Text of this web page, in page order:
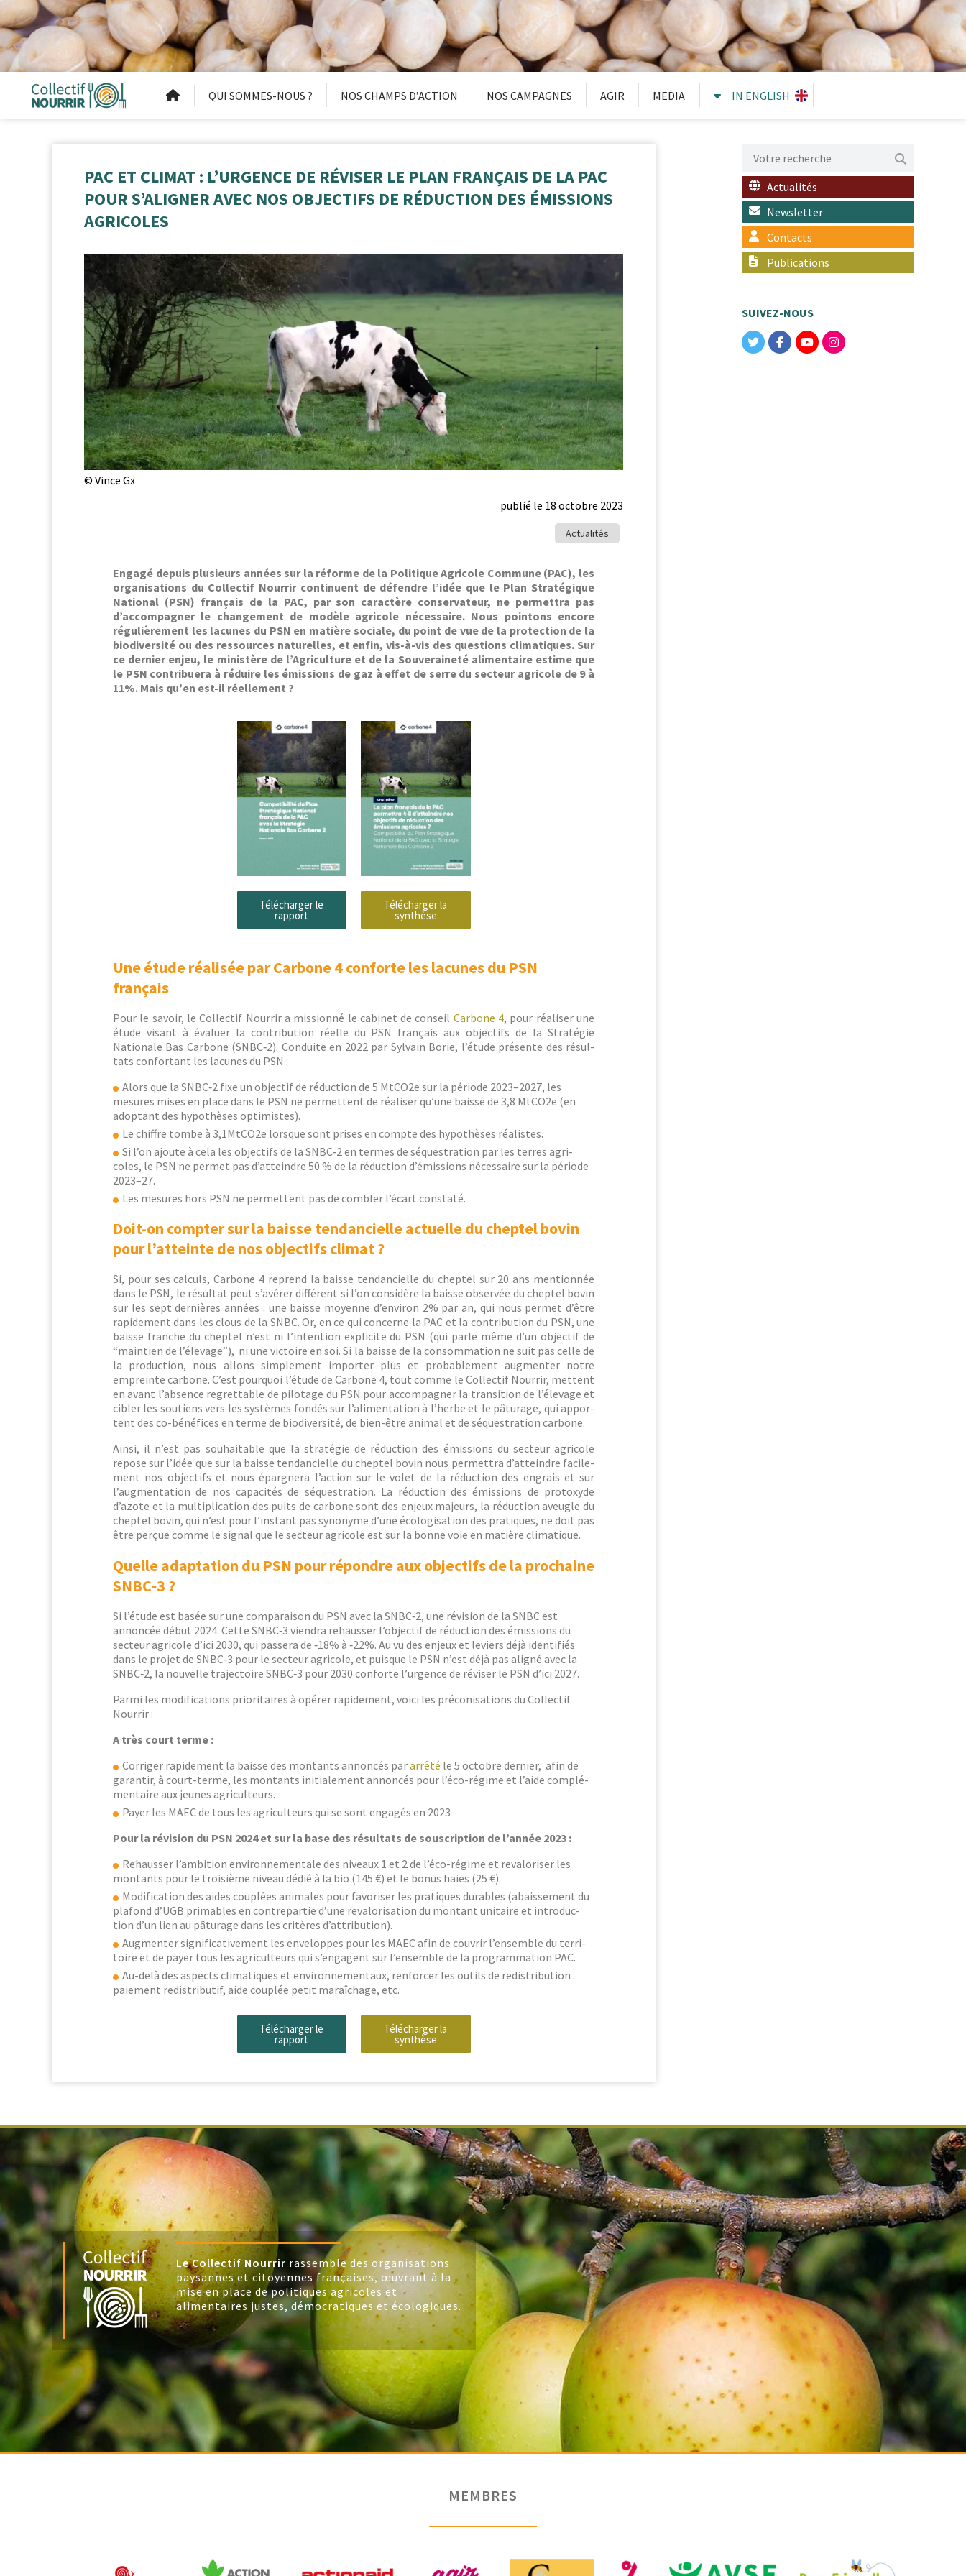
QUI SOMMES-NOUS ? NOS CHAMPS D’ACTION NOS CAMPAGNES AGIR MEDIA IN ENGLISH
PAC ET CLIMAT : L’URGENCE DE RÉVISER LE PLAN FRANÇAIS DE LA PAC
POUR S’ALIGNER AVEC NOS OBJECTIFS DE RÉDUCTION DES ÉMISSIONS
AGRICOLES
© Vince Gx
publié le 18 octobre 2023
Actualités
Engagé depuis plusieurs années sur la réforme de la Poli­tique Agri­cole Com­mune (PAC), les
organ­i­sa­tions du Col­lec­tif Nour­rir con­tin­u­ent de défendre l’idée que le Plan Stratégique
Nation­al (PSN) français de la PAC, par son car­ac­tère con­ser­va­teur, ne per­me­t­tra pas
d’accompagner le change­ment de mod­èle agri­cole néces­saire. Nous pointons encore
régulière­ment les lacunes du PSN en matière sociale, du point de vue de la pro­tec­tion de la
bio­di­ver­sité ou des ressources naturelles, et enfin, vis-à-vis des ques­tions cli­ma­tiques. Sur
ce dernier enjeu, le min­istère de l’Agriculture et de la Sou­veraineté ali­men­taire estime que
le PSN con­tribuera à réduire les émis­sions de gaz à effet de serre du secteur agri­cole de 9 à
11%. Mais qu’en est-il réellement ?
Télécharg­er le
rapport
Télécharg­er la
synthèse
Une étude réalisée par Carbone 4 conforte les lacunes du PSN
français
Pour le savoir, le Col­lec­tif Nour­rir a mis­sion­né le cab­i­net de con­seil Car­bone 4, pour réalis­er une
étude visant à éval­uer la con­tri­bu­tion réelle du PSN français aux objec­tifs de la Stratégie
Nationale Bas Car­bone (SNBC‑2). Con­duite en 2022 par Syl­vain Borie, l’étude présente des résul­
tats con­for­t­ant les lacunes du PSN :
Alors que la SNBC‑2 fixe un objec­tif de réduc­tion de 5 MtCO2e sur la péri­ode 2023–2027, les
mesures mis­es en place dans le PSN ne per­me­t­tent de réalis­er qu’une baisse de 3,8 MtCO2e (en
adop­tant des hypothès­es optimistes).
Le chiffre tombe à 3,1MtCO2e lorsque sont pris­es en compte des hypothès­es réalistes.
Si l’on ajoute à cela les objec­tifs de la SNBC‑2 en ter­mes de séques­tra­tion par les ter­res agri­
coles, le PSN ne per­met pas d’atteindre 50 % de la réduc­tion d’émissions néces­saire sur la péri­ode
2023–27.
Les mesures hors PSN ne per­me­t­tent pas de combler l’écart constaté.
Doit-on compter sur la baisse tendancielle actuelle du cheptel bovin
pour l’atteinte de nos objectifs climat ?
Si, pour ses cal­culs, Car­bone 4 reprend la baisse ten­dan­cielle du chep­tel sur 20 ans men­tion­née
dans le PSN, le résul­tat peut s’avérer dif­férent si l’on con­sid­ère la baisse observée du chep­tel bovin
sur les sept dernières années : une baisse moyenne d’en­v­i­ron 2% par an, qui nous per­met d’être
rapi­de­ment dans les clous de la SNBC. Or, en ce qui con­cerne la PAC et la con­tri­bu­tion du PSN, une
baisse franche du chep­tel n’est ni l’intention explicite du PSN (qui par­le même d’un objec­tif de
“main­tien de l’élevage”), ni une vic­toire en soi. Si la baisse de la con­som­ma­tion ne suit pas celle de
la pro­duc­tion, nous allons sim­ple­ment importer plus et prob­a­ble­ment aug­menter notre
empreinte car­bone. C’est pourquoi l’étude de Car­bone 4, tout comme le Col­lec­tif Nour­rir, met­tent
en avant l’absence regret­table de pilotage du PSN pour accom­pa­g­n­er la tran­si­tion de l’élevage et
cibler les sou­tiens vers les sys­tèmes fondés sur l’alimentation à l’herbe et le pâturage, qui appor­
tent des co-béné­fices en terme de bio­di­ver­sité, de bien-être ani­mal et de séques­tra­tion carbone.
Ain­si, il n’est pas souhaitable que la stratégie de réduc­tion des émis­sions du secteur agri­cole
repose sur l’idée que sur la baisse ten­dan­cielle du chep­tel bovin nous per­me­t­tra d’atteindre facile­
ment nos objec­tifs et nous épargn­era l’action sur le volet de la réduc­tion des engrais et sur
l’augmentation de nos capac­ités de séques­tra­tion. La réduc­tion des émis­sions de pro­toxyde
d’azote et la mul­ti­pli­ca­tion des puits de car­bone sont des enjeux majeurs, la réduc­tion aveu­gle du
chep­tel bovin, qui n’est pour l’instant pas syn­onyme d’une écol­o­gi­sa­tion des pra­tiques, ne doit pas
être perçue comme le sig­nal que le secteur agri­cole est sur la bonne voie en matière climatique.
Quelle adaptation du PSN pour répondre aux objectifs de la prochaine
SNBC‑3 ?
Si l’étude est basée sur une com­para­i­son du PSN avec la SNBC‑2, une révi­sion de la SNBC est
annon­cée début 2024. Cette SNBC‑3 vien­dra rehauss­er l’objectif de réduc­tion des émis­sions du
secteur agri­cole d’ici 2030, qui passera de ‑18% à ‑22%. Au vu des enjeux et leviers déjà iden­ti­fiés
dans le pro­jet de SNBC‑3 pour le secteur agri­cole, et puisque le PSN n’est déjà pas aligné avec la
SNBC‑2, la nou­velle tra­jec­toire SNBC‑3 pour 2030 con­forte l’urgence de révis­er le PSN d’ici 2027.
Par­mi les mod­i­fi­ca­tions pri­or­i­taires à opér­er rapi­de­ment, voici les pré­con­i­sa­tions du Col­lec­tif
Nourrir :
A très court terme :
Cor­riger rapi­de­ment la baisse des mon­tants annon­cés pararrêté le 5 octo­bre dernier, afin de
garan­tir, à court-terme, les mon­tants ini­tiale­ment annon­cés pour l’éco-régime et l’aide com­plé­
men­taire aux jeunes agriculteurs.
Pay­er les MAEC de tous les agricul­teurs qui se sont engagés en 2023
Pour la révi­sion du PSN 2024 et sur la base des résul­tats de souscrip­tion de l’année 2023 :
Rehauss­er l’ambition envi­ron­nemen­tale des niveaux 1 et 2 de l’éco-régime et reval­oris­er les
mon­tants pour le troisième niveau dédié à la bio (145 €) et le bonus haies (25 €).
Mod­i­fi­ca­tion des aides cou­plées ani­males pour favoris­er les pra­tiques durables (abaisse­ment du
pla­fond d’UGB primables en con­trepar­tie d’une reval­ori­sa­tion du mon­tant uni­taire et intro­duc­
tion d’un lien au pâturage dans les critères d’attribution).
Aug­menter sig­ni­fica­tive­ment les enveloppes pour les MAEC afin de cou­vrir l’ensemble du ter­ri­
toire et de pay­er tous les agricul­teurs qui s’engagent sur l’ensemble de la pro­gram­ma­tion PAC.
Au-delà des aspects cli­ma­tiques et envi­ron­nemen­taux, ren­forcer les out­ils de redis­tri­b­u­tion :
paiement redis­trib­u­tif, aide cou­plée petit maraîchage, etc.
Télécharg­er le
rapport
Télécharg­er la
synthèse
Actualités
Newsletter
Contacts
Publications
SUIVEZ-NOUS
Le Collectif Nourrir rassemble des organisations
paysannes et citoyennes françaises, œuvrant à la
mise en place de politiques agricoles et
alimentaires justes, démocratiques et écologiques.
MEMBRES